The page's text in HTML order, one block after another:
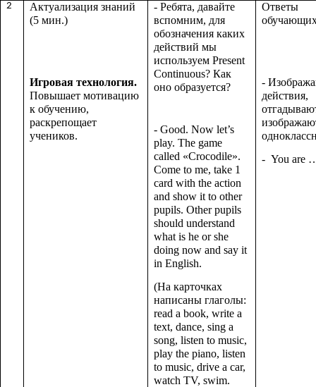
2
Актуализация знаний
(5 мин.)
Игровая технология.
Повышает мотивацию
к обучению,
раскрепощает
учеников.
- Ребята, давайте
вспомним, для
обозначения каких
действий мы
используем Present
Continuous? Как
оно образуется?
- Good. Now let’s
play. The game
called «Crocodile».
Come to me, take 1
card with the action
and show it to other
pupils. Other pupils
should understand
what is he or she
doing now and say it
in English.
(На карточках
написаны глаголы:
read a book, write a
text, dance, sing a
song, listen to music,
play the piano, listen
to music, drive a car,
watch TV, swim.
Ответы
-
действия,
- You are